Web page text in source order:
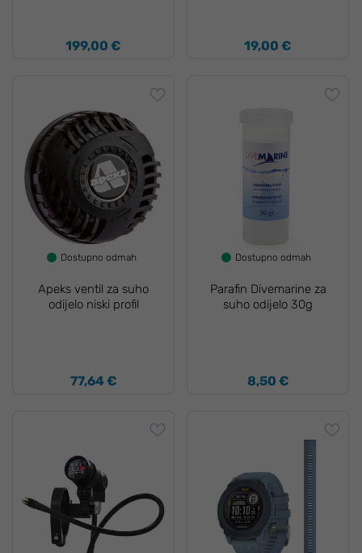
199,00 € 19,00 €
Dostupno odmah
Apeks ventil za suho
odijelo niski profil
77,64 €
Dostupno odmah
Parafin Divemarine za
suho odijelo 30g
8,50 €